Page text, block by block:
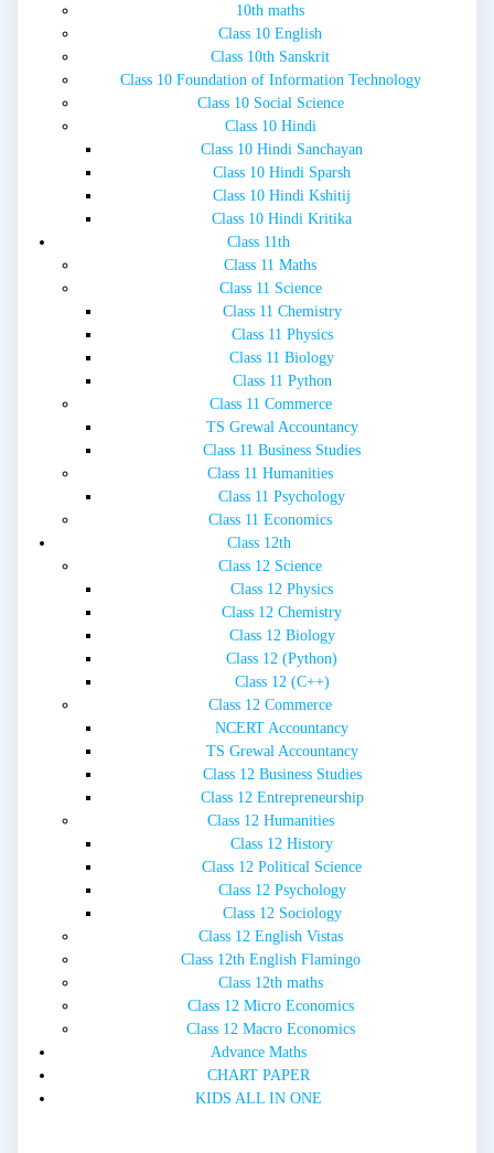
10th maths
Class 10 English
Class 10th Sanskrit
Class 10 Foundation of Information Technology
Class 10 Social Science
Class 10 Hindi
Class 10 Hindi Sanchayan
Class 10 Hindi Sparsh
Class 10 Hindi Kshitij
Class 10 Hindi Kritika
Class 11th
Class 11 Maths
Class 11 Science
Class 11 Chemistry
Class 11 Physics
Class 11 Biology
Class 11 Python
Class 11 Commerce
TS Grewal Accountancy
Class 11 Business Studies
Class 11 Humanities
Class 11 Psychology
Class 11 Economics
Class 12th
Class 12 Science
Class 12 Physics
Class 12 Chemistry
Class 12 Biology
Class 12 (Python)
Class 12 (C++)
Class 12 Commerce
NCERT Accountancy
TS Grewal Accountancy
Class 12 Business Studies
Class 12 Entrepreneurship
Class 12 Humanities
Class 12 History
Class 12 Political Science
Class 12 Psychology
Class 12 Sociology
Class 12 English Vistas
Class 12th English Flamingo
Class 12th maths
Class 12 Micro Economics
Class 12 Macro Economics
Advance Maths
CHART PAPER
KIDS ALL IN ONE